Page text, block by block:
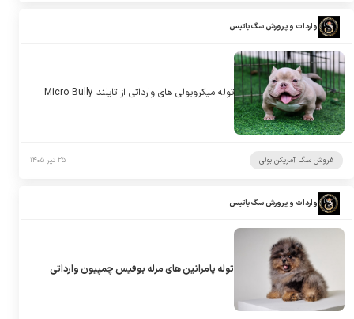
واردات و پرورش سگ باتیس
توله میکروبولی های وارداتی از تایلند Micro Bully
فروش سگ آمریکن بولی ۲۵ تیر ۱۴۰۵
واردات و پرورش سگ باتیس
توله پامرانین های مرله بوفیس چمپیون وارداتی